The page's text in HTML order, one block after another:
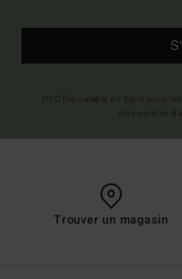
Trouver un magasin